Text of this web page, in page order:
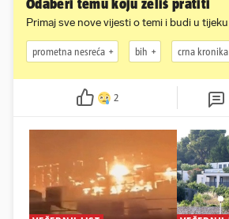
Odaberi temu koju želiš pratiti
Primaj sve nove vijesti o temi i budi u tijeku
prometna nesreća bih crna kronika
2